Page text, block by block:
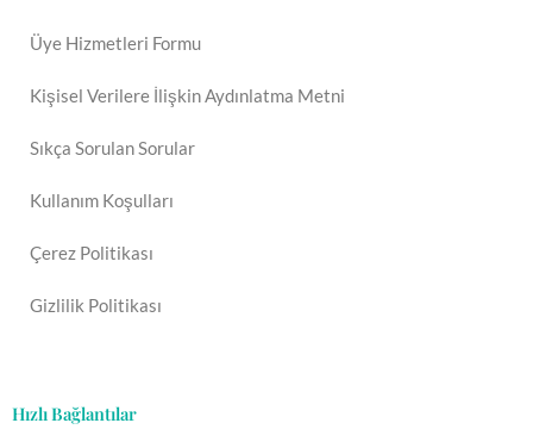
Üye Hizmetleri Formu
Kişisel Verilere İlişkin Aydınlatma Metni
Sıkça Sorulan Sorular
Kullanım Koşulları
Çerez Politikası
Gizlilik Politikası
Hızlı Bağlantılar